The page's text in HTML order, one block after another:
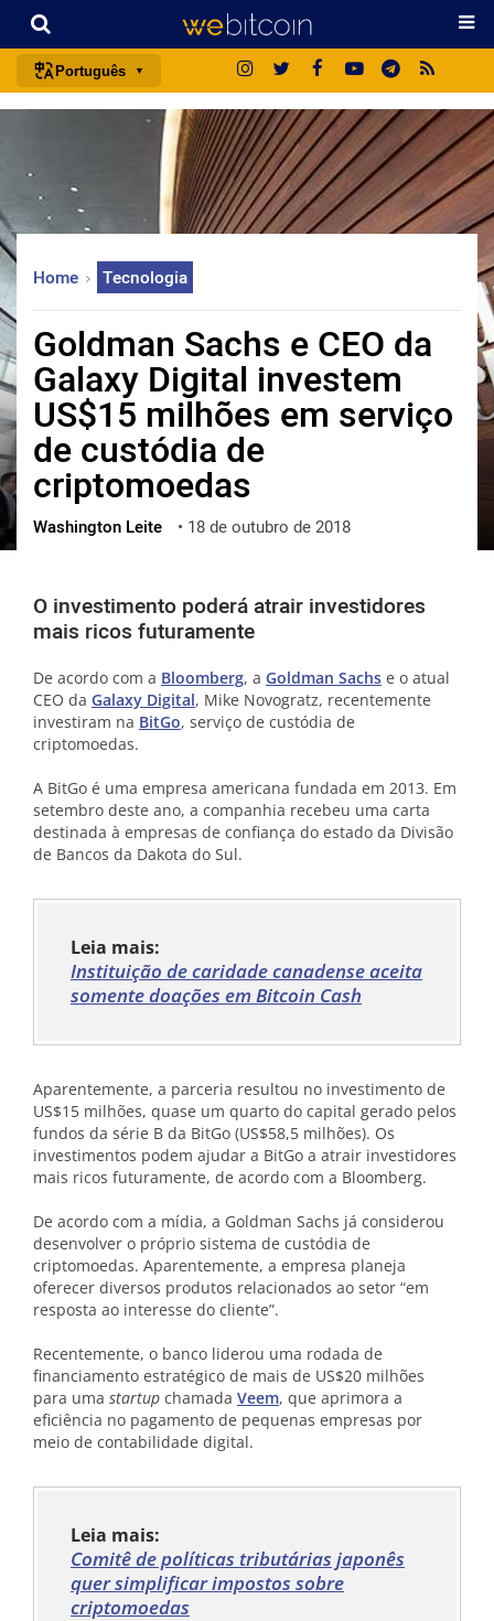
Português
português (BR)
español
français
deutsch
中文
русский
한국어
العربية
ไทย
ქართული
Home Tecnologia
Goldman Sachs e CEO da
Galaxy Digital investem
US$15 milhões em serviço
de custódia de
criptomoedas
Washington Leite • 18 de outubro de 2018
O investimento poderá atrair investidores
mais ricos futuramente
De acordo com a Bloomberg, a Goldman Sachs e o atual
CEO da Galaxy Digital, Mike Novogratz, recentemente
investiram na BitGo, serviço de custódia de
criptomoedas.
A BitGo é uma empresa americana fundada em 2013. Em
setembro deste ano, a companhia recebeu uma carta
destinada à empresas de confiança do estado da Divisão
de Bancos da Dakota do Sul.
Leia mais:
Instituição de caridade canadense aceita
somente doações em Bitcoin Cash
Aparentemente, a parceria resultou no investimento de
US$15 milhões, quase um quarto do capital gerado pelos
fundos da série B da BitGo (US$58,5 milhões). Os
investimentos podem ajudar a BitGo a atrair investidores
mais ricos futuramente, de acordo com a Bloomberg.
De acordo com a mídia, a Goldman Sachs já considerou
desenvolver o próprio sistema de custódia de
criptomoedas. Aparentemente, a empresa planeja
oferecer diversos produtos relacionados ao setor “em
resposta ao interesse do cliente”.
Recentemente, o banco liderou uma rodada de
financiamento estratégico de mais de US$20 milhões
para uma startup chamada Veem, que aprimora a
eficiência no pagamento de pequenas empresas por
meio de contabilidade digital.
Leia mais:
Comitê de políticas tributárias japonês
quer simplificar impostos sobre
criptomoedas